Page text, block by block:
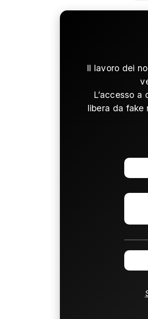
Il lavoro dei
L’accesso
libera da fake